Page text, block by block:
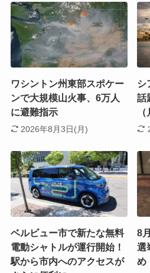
ワシントン州東部スポケー
ンで大規模山火事、6万人
に避難指示
2026年8月3日(月)
シ
話
ベルビュー市で新たな無料
電動シャトルが運行開始！
駅から市内へのアクセスが
8
選
め